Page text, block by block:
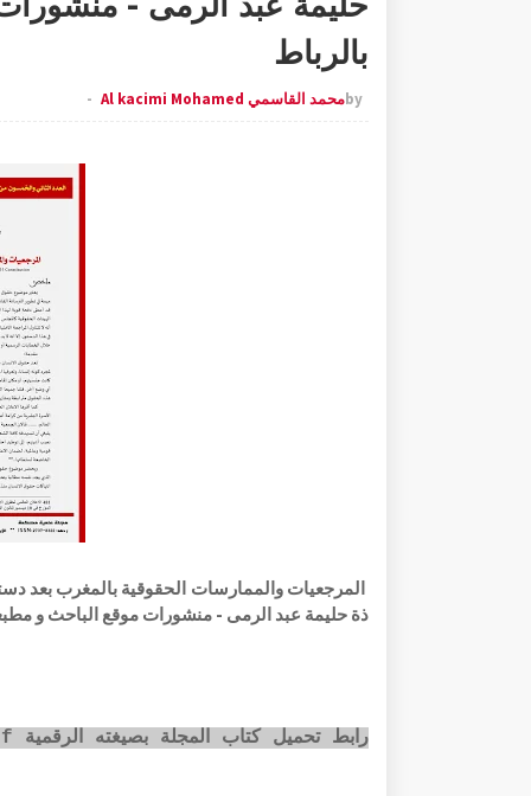
بالرباط
byمحمد القاسمي Al kacimi Mohamed
ذة حليمة عبد الرمى - منشورات موقع الباحث و
رابط تحميل كتاب المجلة بصيغته الرقمية pdf عبر الضغط على الصورة أسفله: